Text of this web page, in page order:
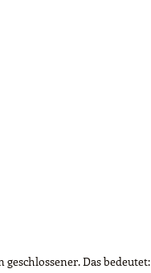
Das bedeutet: